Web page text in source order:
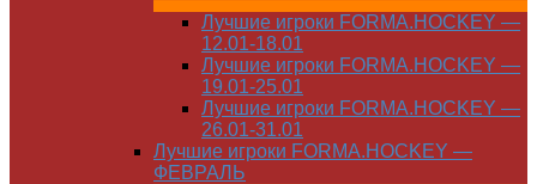
Лучшие игроки FORMA.HOCKEY —
12.01-18.01
Лучшие игроки FORMA.HOCKEY —
19.01-25.01
Лучшие игроки FORMA.HOCKEY —
26.01-31.01
Лучшие игроки FORMA.HOCKEY —
ФЕВРАЛЬ